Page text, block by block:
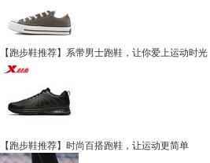
【跑步鞋推荐】系带男士跑鞋，让你爱上运动时光
【跑步鞋推荐】时尚百搭跑鞋，让运动更简单